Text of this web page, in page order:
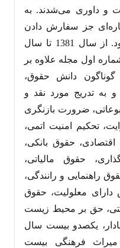
و داوری می‌شدند. به
جز سفارش دادن
مقاله و پرداخت حق‌الزحمه نبود. از سال 1381 تا سال
اول مجله علاوه بر
دانش حقوق،
به تدریج مورد نقد و
ضرورت بازنگری
تحکیم امنیت اتمی،
حقوق بانکی،
حقوق مالیاتی،
راهنمایی و رانندگی،
معلولیت، حقوق
حق بر محیط زیست
یکصدو بیست سال
میراث فرهنگی بیست